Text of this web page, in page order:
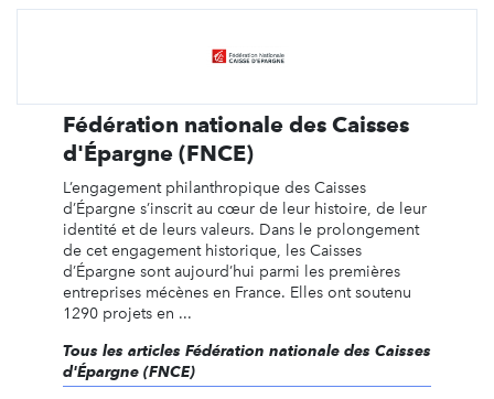
Fédération nationale des Caisses
d'Épargne (FNCE)
L’engagement philanthropique des Caisses
d’Épargne s’inscrit au cœur de leur histoire, de leur
identité et de leurs valeurs. Dans le prolongement
de cet engagement historique, les Caisses
d’Épargne sont aujourd’hui parmi les premières
entreprises mécènes en France. Elles ont soutenu
1290 projets en ...
Tous les articles Fédération nationale des Caisses
d'Épargne (FNCE)